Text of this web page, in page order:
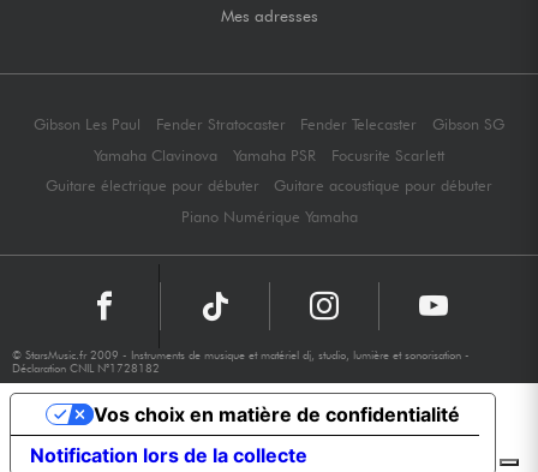
Mes adresses
Gibson Les Paul Fender Stratocaster Fender Telecaster
Gibson SG
Yamaha Clavinova
Yamaha PSR
Focusrite Scarlett
Guitare électrique pour débuter
Guitare acoustique pour débuter
Piano Numérique Yamaha
© StarsMusic.fr 2009 - Instruments de musique et matériel dj, studio, lumière et sonorisation -
Déclaration CNIL N°1728182
Notification lors de la collecte
Vos choix en matière de confidentialité